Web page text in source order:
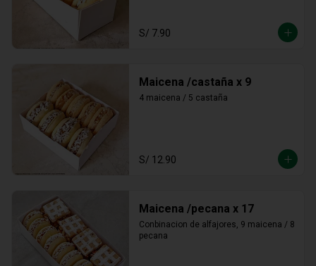
S/ 7.90
Maicena /castaña x 9
4 maicena / 5 castaña
S/ 12.90
Maicena /pecana x 17
Conbinacion de alfajores, 9 maicena / 8
pecana